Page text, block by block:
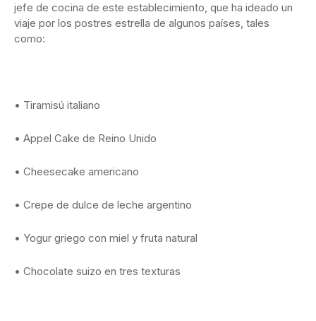
jefe de cocina de este establecimiento, que ha ideado un
viaje por los postres estrella de algunos países, tales
como:
• Tiramisú italiano
• Appel Cake de Reino Unido
• Cheesecake americano
• Crepe de dulce de leche argentino
• Yogur griego con miel y fruta natural
• Chocolate suizo en tres texturas